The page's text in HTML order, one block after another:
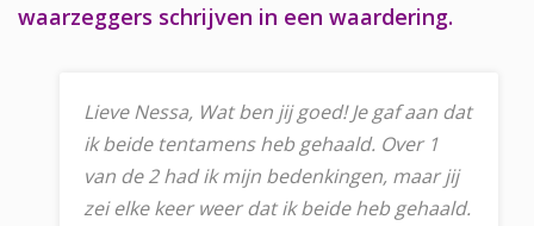
waarzeggers schrijven in een waardering.
Lieve Nessa, Wat ben jij goed! Je gaf aan dat
ik beide tentamens heb gehaald. Over 1
van de 2 had ik mijn bedenkingen, maar jij
zei elke keer weer dat ik beide heb gehaald.